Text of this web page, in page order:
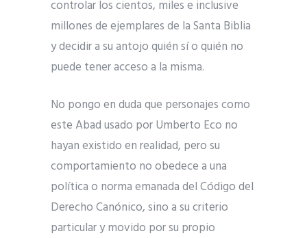
controlar los cientos, miles e inclusive
millones de ejemplares de la Santa Biblia
y decidir a su antojo quién sí o quién no
puede tener acceso a la misma.
No pongo en duda que personajes como
este Abad usado por Umberto Eco no
hayan existido en realidad, pero su
comportamiento no obedece a una
política o norma emanada del Código del
Derecho Canónico, sino a su criterio
particular y movido por su propio